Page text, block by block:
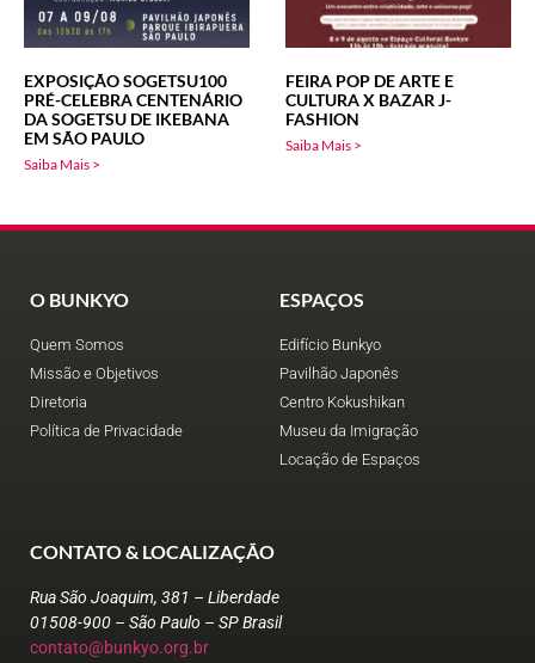
EXPOSIÇÃO SOGETSU100
PRÉ-CELEBRA CENTENÁRIO
DA SOGETSU DE IKEBANA
EM SÃO PAULO
Saiba Mais >
FEIRA POP DE ARTE E
CULTURA X BAZAR J-
FASHION
Saiba Mais >
O BUNKYO
Quem Somos
Missão e Objetivos
Diretoria
Política de Privacidade
ESPAÇOS
Edifício Bunkyo
Pavilhão Japonês
Centro Kokushikan
Museu da Imigração
Locação de Espaços
CONTATO & LOCALIZAÇÃO
Rua São Joaquim, 381 – Liberdade
01508-900 – São Paulo – SP Brasil
contato@bunkyo.org.br